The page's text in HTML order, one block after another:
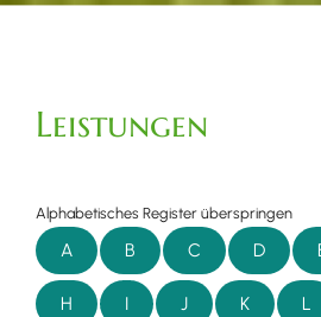
Leistungen
Alphabetisches Register überspringen
A B C D
H I J K L